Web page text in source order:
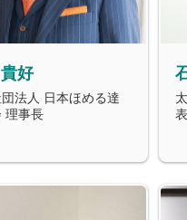
好
法人 日本ほめる達
理事長
表